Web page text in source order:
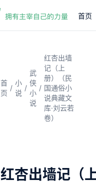
首页
首
页
/
小
说
/
武
侠
小
说
/
红杏出墙
记（上
册）（民
国通俗小
说典藏文
库·刘云若
卷）
红杏出墙记（